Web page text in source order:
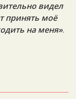
видел
принять моё
на меня».